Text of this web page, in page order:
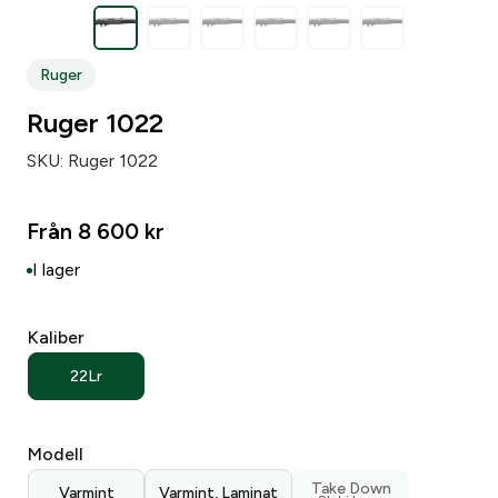
Ruger
Ruger 1022
SKU: Ruger 1022
Från 8 600 kr
I lager
Kaliber
22Lr
Modell
Take Down
Varmint Varmint, Laminat
Zip code
City *
Number of weapons since before
Number of parts subject to licensing since before
Make of your gun safe